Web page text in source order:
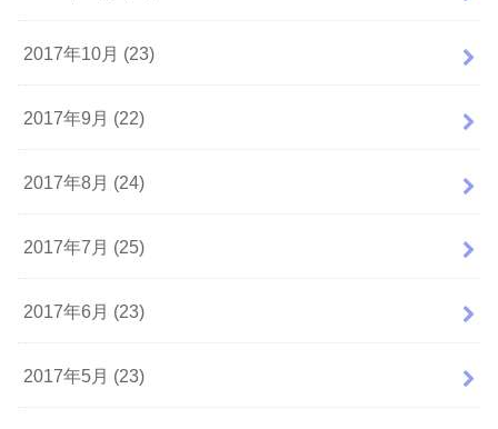
2017年10月 (23)
2017年9月 (22)
2017年8月 (24)
2017年7月 (25)
2017年6月 (23)
2017年5月 (23)